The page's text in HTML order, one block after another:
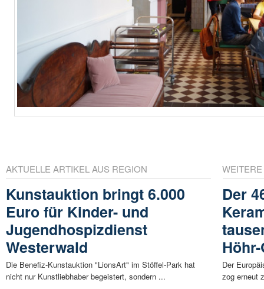
AKTUELLE ARTIKEL AUS REGION
Kunstauktion bringt 6.000
Euro für Kinder- und
Jugendhospizdienst
Westerwald
Die Benefiz-Kunstauktion "LionsArt" im Stöffel-Park hat
nicht nur Kunstliebhaber begeistert, sondern ...
Der
Der
zog erneut